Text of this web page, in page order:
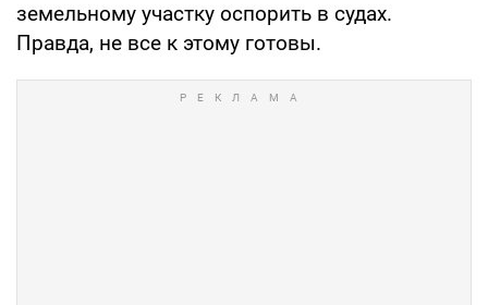
земельному участку оспорить в судах.
Правда, не все к этому готовы.